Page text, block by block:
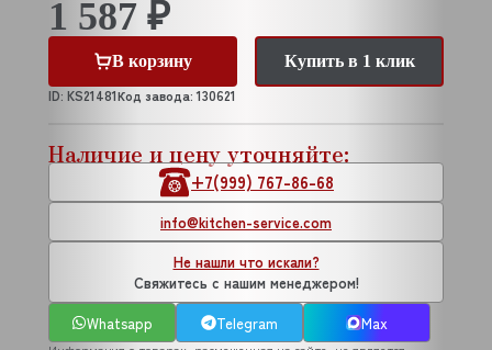
1 587 ₽
В корзину
Купить в 1 клик
ID: KS21481Код завода: 130621
Наличие и цену уточняйте:
+7(999) 767-86-68
info@kitchen-service.com
Не нашли что искали?
Свяжитесь с нашим менеджером!
Whatsapp
Telegram Max